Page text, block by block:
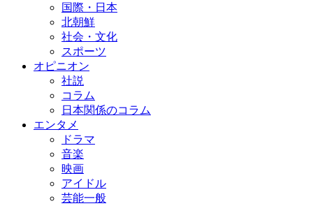
国際・日本
北朝鮮
社会・文化
スポーツ
オピニオン
社説
コラム
日本関係のコラム
エンタメ
ドラマ
音楽
映画
アイドル
芸能一般